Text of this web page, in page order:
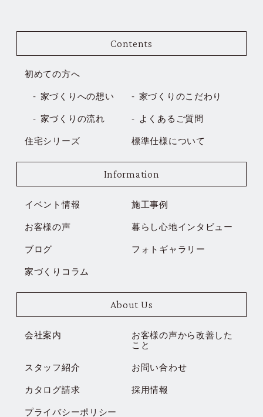
Contents
初めての方へ
家づくりへの想い
家づくりのこだわり
家づくりの流れ
よくあるご質問
住宅シリーズ
標準仕様について
Information
イベント情報
施工事例
お客様の声
暮らし心地インタビュー
ブログ
フォトギャラリー
家づくりコラム
About Us
会社案内 お客様の声から改善した
こと
スタッフ紹介
お問い合わせ
カタログ請求
採用情報
プライバシーポリシー